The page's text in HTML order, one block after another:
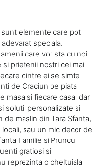
elemente care pot
speciala.
care vor sta cu noi
prietenii nostri cei mai
dintre ei se simte
de Craciun pe piata
masa si fiecare casa, dar
solutii personalizate si
maslin din Tara Sfanta,
sau un mic decor de
Familie si Pruncul
gratiosi si
reprezinta o cheltuiala